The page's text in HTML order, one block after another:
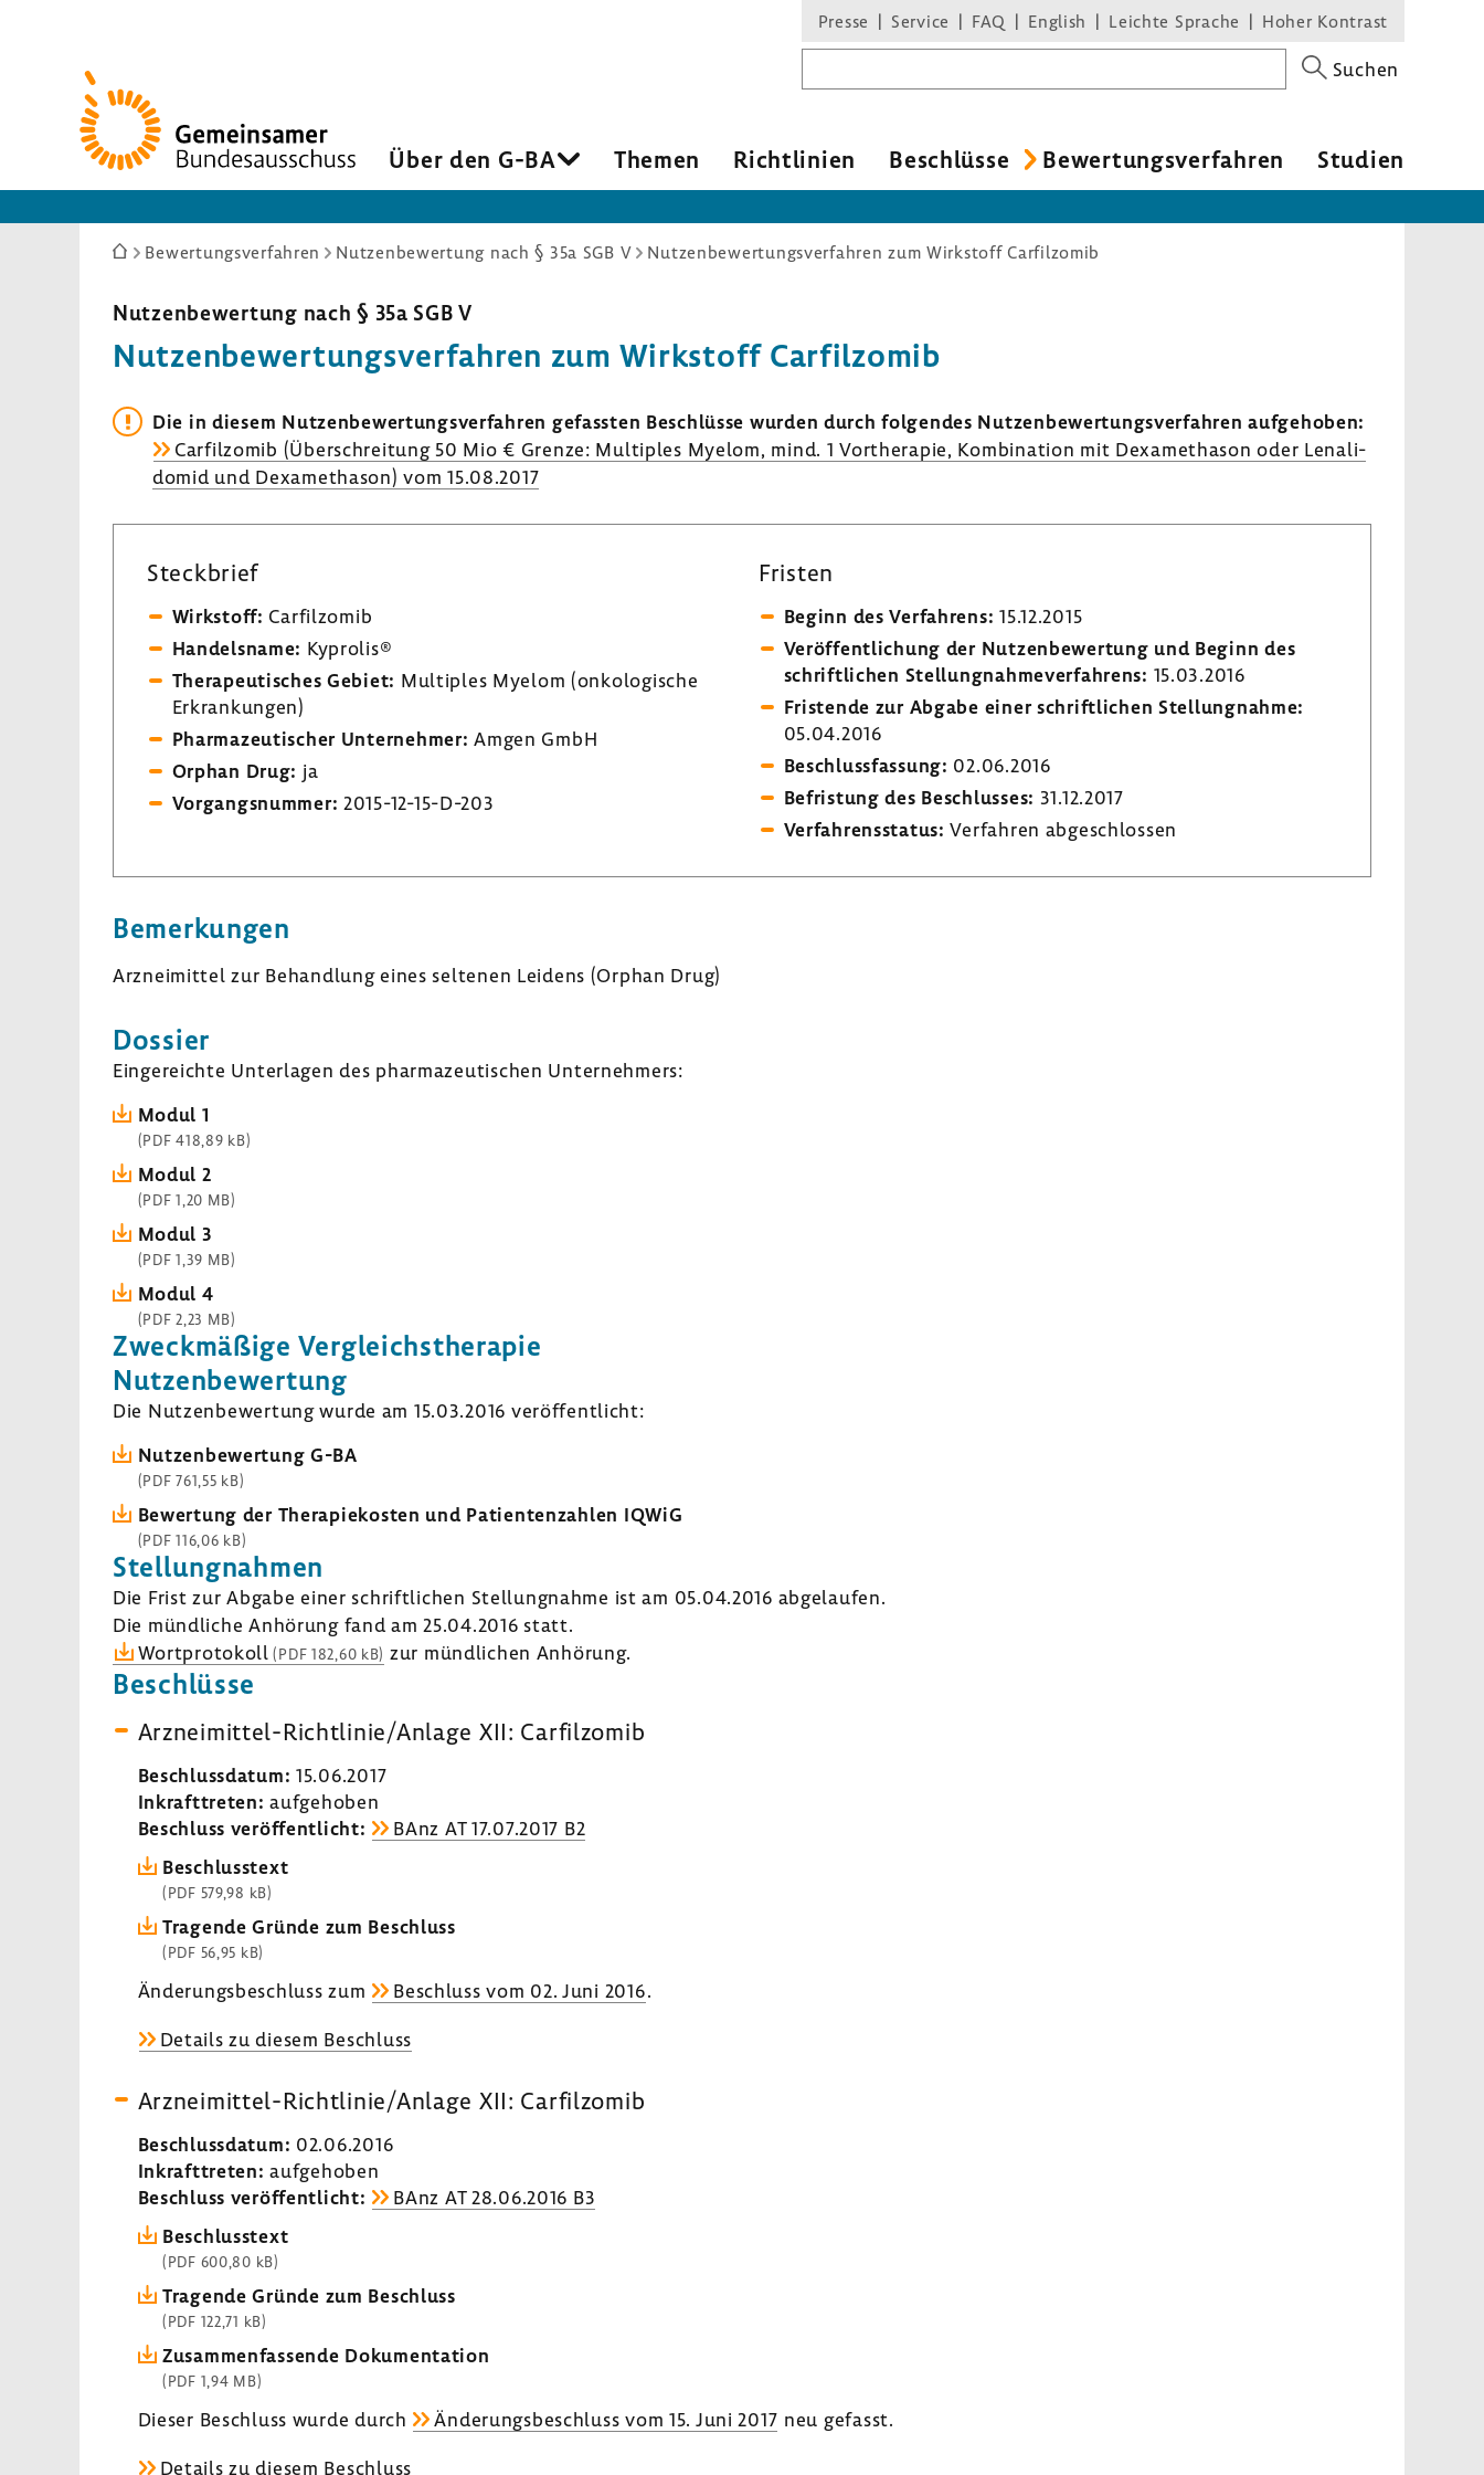
Zur
Startseite
Presse Service FAQ English Leichte Sprache Hoher Kontrast
Suchen
Über den G-BA Themen Richt­li­nien Beschlüsse Bewer­tungs­ver­fahren Studien
Sie
hier:
Bewertungsverfahren Nutzenbewertung nach § 35a SGB V Nutzenbewertungsverfahren zum Wirkstoff Carfilzomib
Nutzen­be­wer­tung nach § 35a SGB V
Nutzen­be­wer­tungs­ver­fahren zum Wirk­stoff Carfil­zomib
Die in diesem Nutzen­be­wer­tungs­ver­fahren gefassten Beschlüsse wurden durch folgendes Nutzen­be­wer­tungs­ver­fahren aufge­hoben:
Carfil­zomib (Über­schrei­tung 50 Mio € Grenze: Multi­ples Myelom, mind. 1 Vorthe­rapie, Kombi­na­tion mit Dexa­me­thason oder Lena­li­
domid und Dexa­me­thason) vom 15.08.2017
Steck­brief
Wirk­stoff: Carfil­zomib
Handels­name: Kyprolis®
Thera­peu­ti­sches Gebiet: Multi­ples Myelom (onko­lo­gi­sche
Erkran­kungen)
Phar­ma­zeu­ti­scher Unter­nehmer: Amgen GmbH
Orphan Drug: ja
Vorgangs­nummer: 2015-​12-15-D-203
Fristen
Beginn des Verfah­rens: 15.12.2015
Veröf­fent­li­chung der Nutzen­be­wer­tung und Beginn des
schrift­li­chen Stel­lung­nah­me­ver­fah­rens: 15.03.2016
Fris­tende zur Abgabe einer schrift­li­chen Stel­lung­nahme:
05.04.2016
Beschluss­fas­sung: 02.06.2016
Befris­tung des Beschlusses: 31.12.2017
Verfah­rens­status: Verfahren abge­schlossen
Bemer­kungen
Arznei­mittel zur Behand­lung eines seltenen Leidens (Orphan Drug)
Dossier
Einge­reichte Unter­lagen des phar­ma­zeu­ti­schen Unter­neh­mers:
Modul 1
(PDF 418,89 kB)
Modul 2
(PDF 1,20 MB)
Modul 3
(PDF 1,39 MB)
Modul 4
(PDF 2,23 MB)
Zweck­mä­ßige Vergleichs­the­rapie
Nutzen­be­wer­tung
Die Nutzen­be­wer­tung wurde am 15.03.2016 veröf­fent­licht:
Nutzen­be­wer­tung G-BA
(PDF 761,55 kB)
Bewer­tung der Thera­pie­kosten und Pati­en­ten­zahlen IQWiG
(PDF 116,06 kB)
Stel­lung­nahmen
Die Frist zur Abgabe einer schrift­li­chen Stel­lung­nahme ist am 05.04.2016 abge­laufen.
Die münd­liche Anhö­rung fand am 25.04.2016 statt.
Wort­pro­to­koll (PDF 182,60 kB) zur münd­li­chen Anhö­rung.
Beschlüsse
Arzneimittel-​Richtlinie/Anlage XII: Carfil­zomib
Beschluss­datum: 15.06.2017
Inkraft­treten: aufge­hoben
Beschluss veröf­fent­licht:
BAnz AT 17.07.2017 B2
Beschluss­text
(PDF 579,98 kB)
Tragende Gründe zum Beschluss
(PDF 56,95 kB)
Ände­rungs­be­schluss zum Beschluss vom 02. Juni 2016.
Details zu diesem Beschluss
Arzneimittel-​Richtlinie/Anlage XII: Carfil­zomib
Beschluss­datum: 02.06.2016
Inkraft­treten: aufge­hoben
Beschluss veröf­fent­licht:
BAnz AT 28.06.2016 B3
Beschluss­text
(PDF 600,80 kB)
Tragende Gründe zum Beschluss
(PDF 122,71 kB)
Zusam­men­fas­sende Doku­men­ta­tion
(PDF 1,94 MB)
Dieser Beschluss wurde durch Ände­rungs­be­schluss vom 15. Juni 2017 neu gefasst.
Details zu diesem Beschluss